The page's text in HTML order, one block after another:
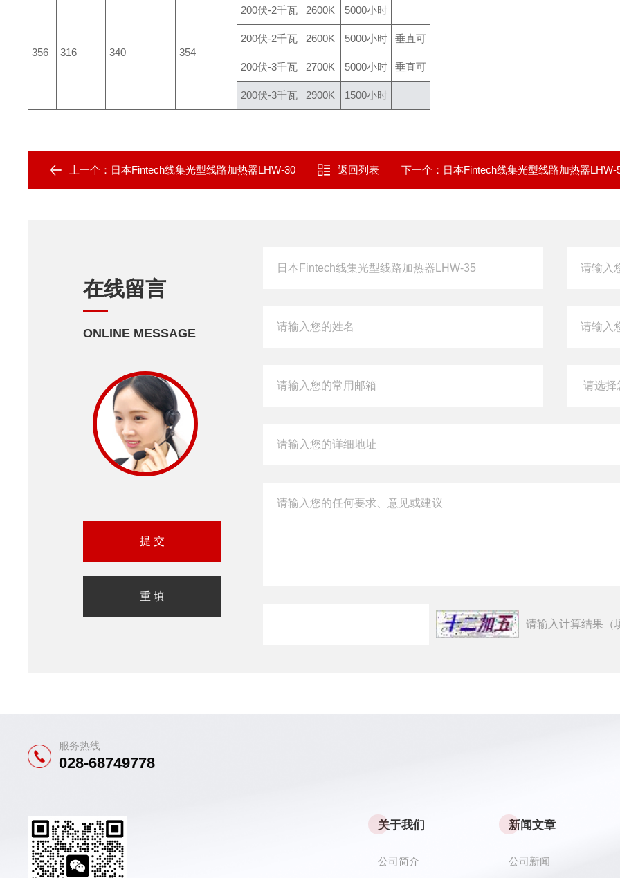
356 316 340 354
200伏-2千瓦 2600K 5000小时
200伏-2千瓦 2600K 5000小时 垂直可
200伏-3千瓦 2700K 5000小时 垂直可
200伏-3千瓦 2900K 1500小时
上一个： 日本Fintech线集光型线路加热器LHW-30 返回列表 下一个： 日本Fintech线集光型线路加热器LHW-
在线留言
ONLINE MESSAGE
请输入计算结果（
服务热线
028-68749778
关于我们
公司简介
新闻文章
公司新闻